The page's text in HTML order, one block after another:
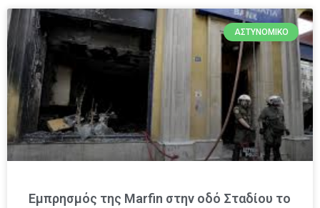
ΑΣΤΥΝΟΜΙΚΌ
Εμπρησμός της Marfin στην οδό Σταδίου το